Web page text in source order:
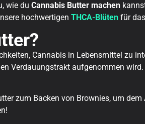
wie du Cannabis Butter machen
hochwertigen THCA-Blüten für
Cannabis in Lebensmittel zu
Verdauungstrakt aufgenommen
zum Backen von Brownies, um